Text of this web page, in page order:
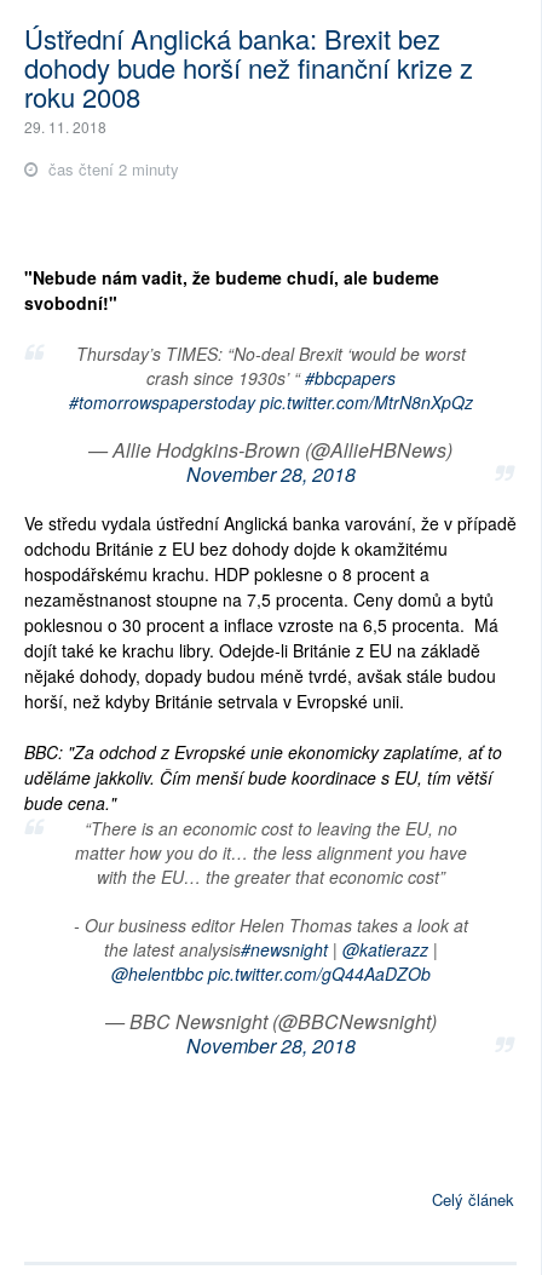
Ústřední Anglická banka: Brexit bez
dohody bude horší než finanční krize z
roku 2008
29. 11. 2018
čas čtení 2 minuty
"Nebude nám vadit, že budeme chudí, ale budeme
svobodní!"
Thursday’s TIMES: “No-deal Brexit ‘would be worst
crash since 1930s’ “#bbcpapers
#tomorrowspaperstoday pic.twitter.com/MtrN8nXpQz
— Allie Hodgkins-Brown (@AllieHBNews)
November 28, 2018
Ve středu vydala ústřední Anglická banka varování, že v případě
odchodu Británie z EU bez dohody dojde k okamžitému
hospodářskému krachu. HDP poklesne o 8 procent a
nezaměstnanost stoupne na 7,5 procenta. Ceny domů a bytů
poklesnou o 30 procent a inflace vzroste na 6,5 procenta. Má
dojít také ke krachu libry. Odejde-li Británie z EU na základě
nějaké dohody, dopady budou méně tvrdé, avšak stále budou
horší, než kdyby Británie setrvala v Evropské unii.
BBC: "Za odchod z Evropské unie ekonomicky zaplatíme, ať to
uděláme jakkoliv. Čím menší bude koordinace s EU, tím větší
bude cena."
“There is an economic cost to leaving the EU, no
matter how you do it… the less alignment you have
with the EU… the greater that economic cost”
- Our business editor Helen Thomas takes a look at
the latest analysis#newsnight| @katierazz|
@helentbbc pic.twitter.com/gQ44AaDZOb
— BBC Newsnight (@BBCNewsnight)
November 28, 2018
Celý článek